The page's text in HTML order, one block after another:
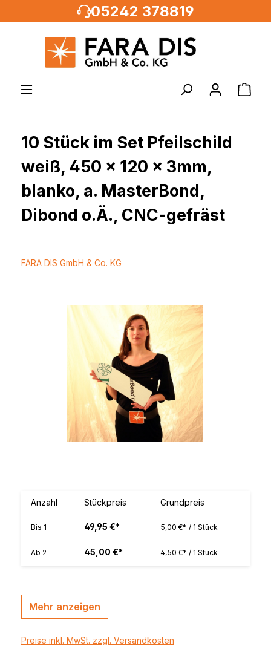
05242 378819
10 Stück im Set Pfeilschild
weiß, 450 x 120 x 3mm,
blanko, a. MasterBond,
Dibond o.Ä., CNC-gefräst
FARA DIS GmbH & Co. KG
Bildergalerie überspringen
Anzahl Stückpreis Grundpreis
Bis 1 49,95 €* 5,00 €* / 1 Stück
Ab 2 45,00 €* 4,50 €* / 1 Stück
Mehr anzeigen
Preise inkl. MwSt. zzgl. Versandkosten